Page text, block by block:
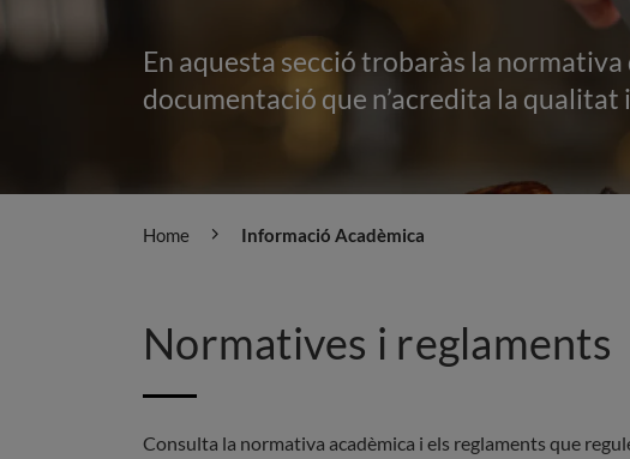
En aquesta secció trobaràs la
documentació que n’acredita la qualitat
Home Informació Acadèmica
Normatives i reglaments
Consulta la normativa acadèmica i els reglaments que